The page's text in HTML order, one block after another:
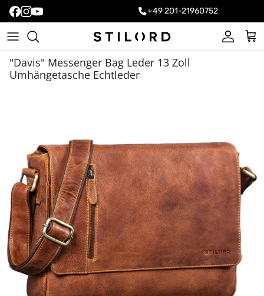
+49 201-21960752
Konto
"Davis" Messenger Bag Leder 13 Zoll
Umhängetasche Echtleder